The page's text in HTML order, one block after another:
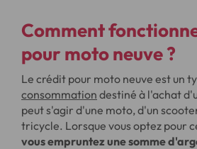
Comment
pour moto neuve ?
Le crédit pour moto neuve est un
consommation destiné à l'achat
peut s'agir d'une moto, d'un
tricycle. Lorsque vous optez pour
vous empruntez une somme